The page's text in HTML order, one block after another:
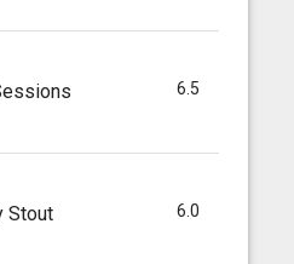
6.5
Stout 6.0